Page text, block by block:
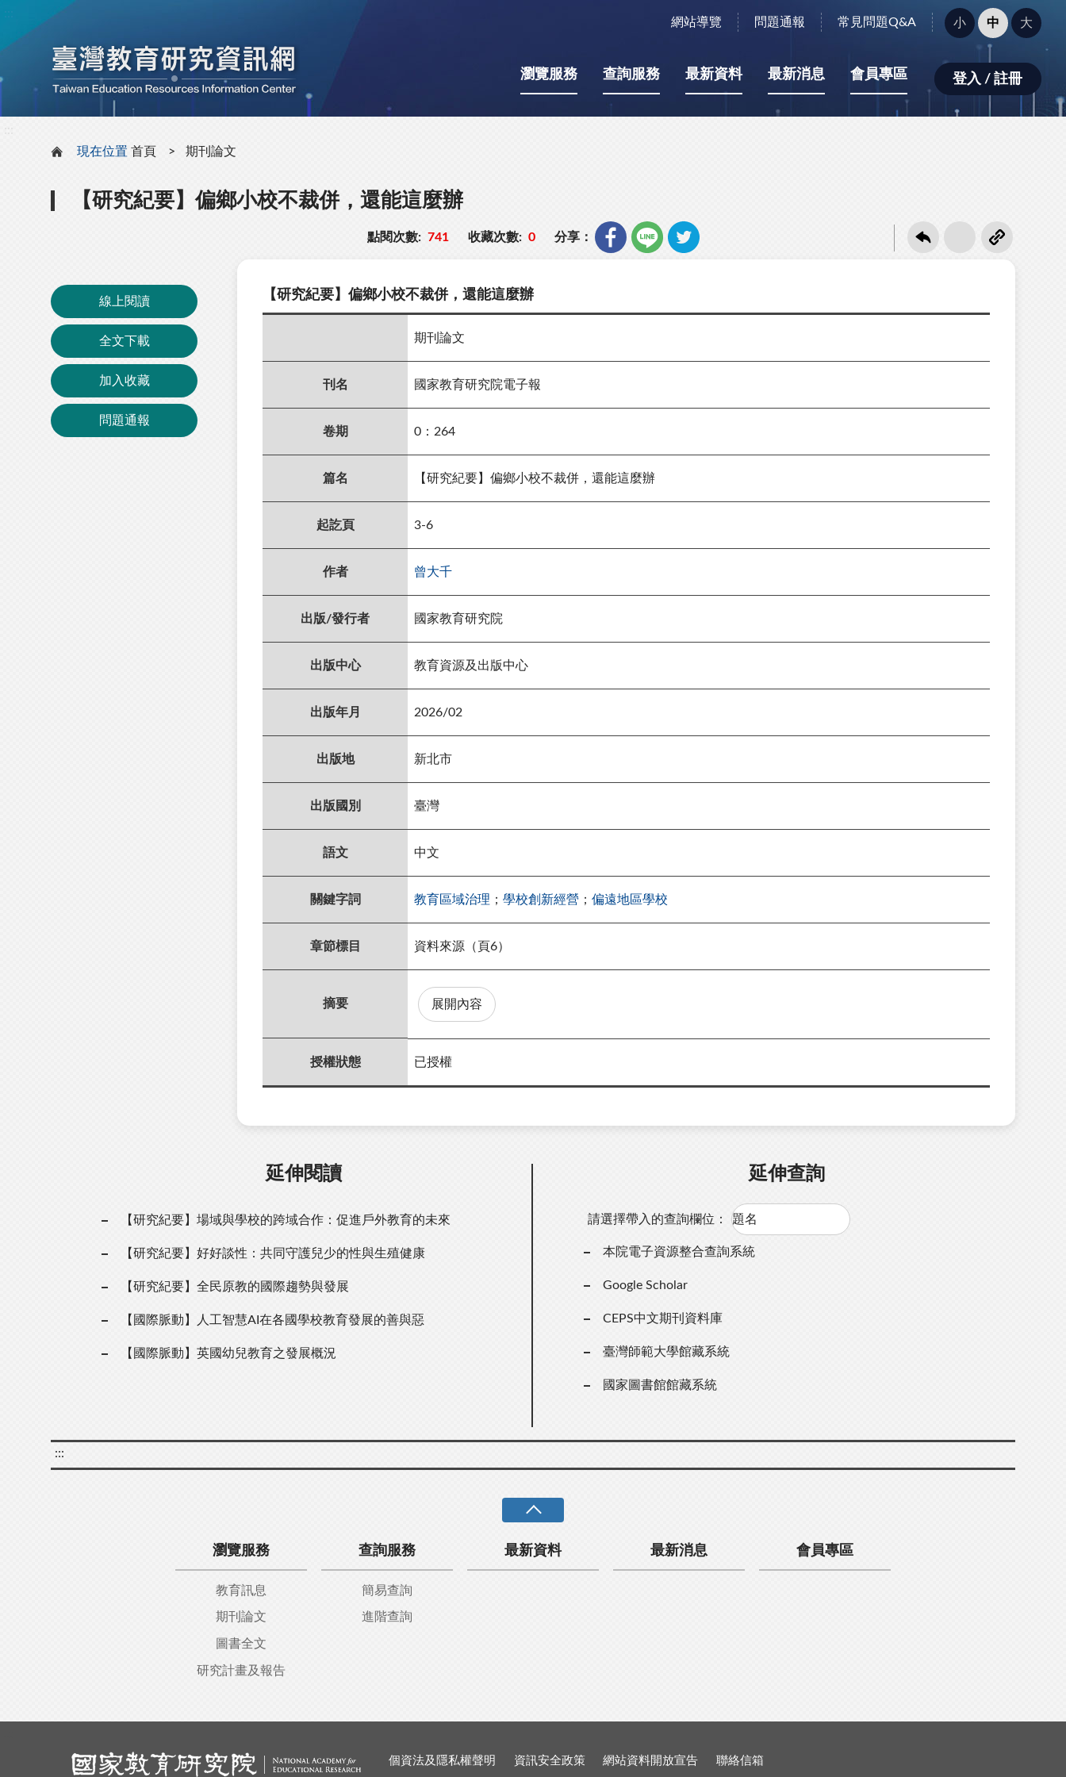
網站導覽 問題通報 常見問題Q&A
字
型
小：
小 中 大
瀏覽服務 查詢服務 最新資料 最新消息 會員專區 登入 / 註冊
現在位置 首頁 期刊論文
【研究紀要】偏鄉小校不裁併，還能這麼辦
點閱次數: 741 收藏次數: 0 分享：
線上閱讀
全文下載
加入收藏
問題通報
【研究紀要】偏鄉小校不裁併，還能這麼辦
期刊論文
刊名 國家教育研究院電子報
卷期 0：264
篇名 【研究紀要】偏鄉小校不裁併，還能這麼辦
起訖頁 3-6
作者 曾大千
出版/發行者 國家教育研究院
出版中心 教育資源及出版中心
出版年月 2026/02
出版地 新北市
出版國別 臺灣
語文 中文
關鍵字詞 教育區域治理 ； 學校創新經營 ； 偏遠地區學校
章節標目 資料來源（頁6）
摘要 展開內容
授權狀態 已授權
延伸閱讀
【研究紀要】場域與學校的跨域合作：促進戶外教育的未來
【研究紀要】好好談性：共同守護兒少的性與生殖健康
【研究紀要】全民原教的國際趨勢與發展
【國際脈動】人工智慧AI在各國學校教育發展的善與惡
【國際脈動】英國幼兒教育之發展概況
延伸查詢
請選擇帶入的查詢欄位：
本院電子資源整合查詢系統
Google Scholar
CEPS中文期刊資料庫
臺灣師範大學館藏系統
國家圖書館館藏系統
:::
瀏覽服務
教育訊息
期刊論文
圖書全文
研究計畫及報告
查詢服務
簡易查詢
進階查詢
最新資料 最新消息 會員專區
個資法及隱私權聲明 資訊安全政策 網站資料開放宣告 聯絡信箱